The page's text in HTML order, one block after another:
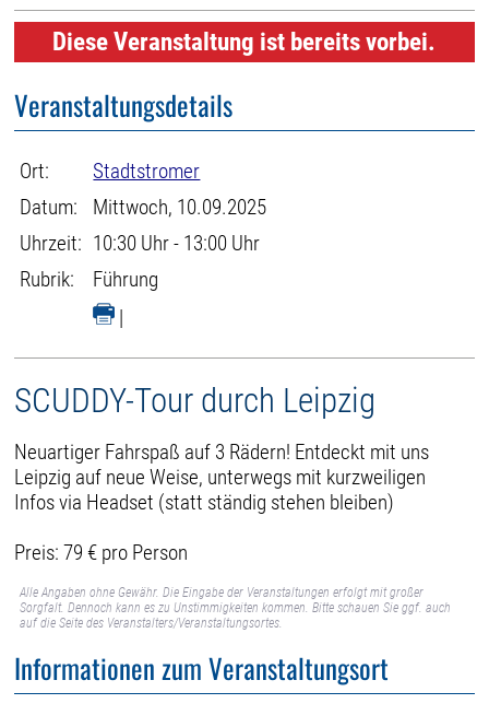
Diese Veranstaltung ist bereits vorbei.
Veranstaltungsdetails
Ort:
Stadtstromer
Datum:
Mittwoch, 10.09.2025
Uhrzeit: 10:30 Uhr - 13:00 Uhr
Rubrik:
Führung
|
SCUDDY-Tour durch Leipzig
Neuartiger Fahrspaß auf 3 Rädern! Entdeckt mit uns
Leipzig auf neue Weise, unterwegs mit kurzweiligen
Infos via Headset (statt ständig stehen bleiben)
Preis: 79 € pro Person
Alle Angaben ohne Gewähr. Die Eingabe der Veranstaltungen erfolgt mit großer
Sorgfalt. Dennoch kann es zu Unstimmigkeiten kommen. Bitte schauen Sie ggf. auch
auf die Seite des Veranstalters/Veranstaltungsortes.
Informationen zum Veranstaltungsort